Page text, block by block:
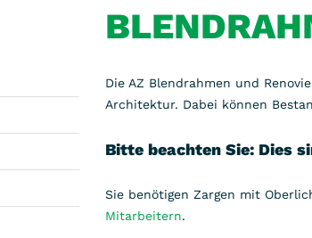
Die AZ Blendrahmen und
Architektur. Dabei können
Bitte beachten Sie: Dies
Sie benötigen Zargen mit
Mitarbeitern.